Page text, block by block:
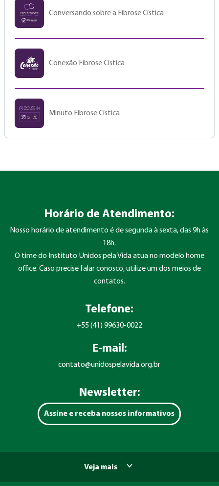
Conversando sobre a Fibrose Cística
Conexão Fibrose Cística
Minuto Fibrose Cística
Horário de Atendimento:
Nosso horário de atendimento é de segunda à sexta, das 9h às
18h.
O time do Instituto Unidos pela Vida atua no modelo home
office. Caso precise falar conosco, utilize um dos meios de
contatos.
Telefone:
+55 (41) 99630-0022
E-mail:
contato@unidospelavida.org.br
Newsletter:
Assine e receba nossos informativos
Veja mais